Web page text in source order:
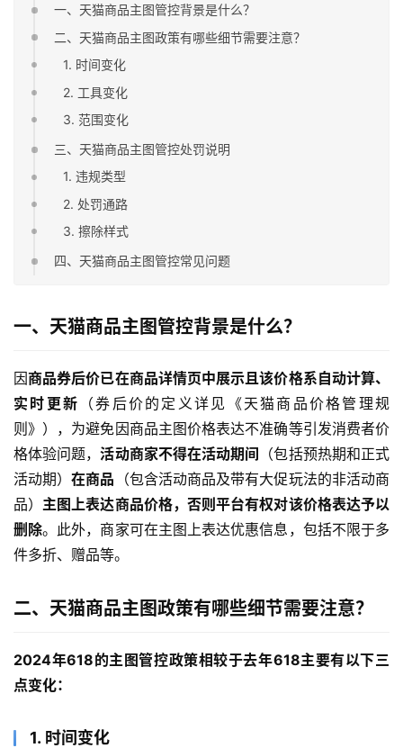
一、天猫商品主图管控背景是什么？
二、天猫商品主图政策有哪些细节需要注意？
1. 时间变化
2. 工具变化
3. 范围变化
三、天猫商品主图管控处罚说明
1. 违规类型
2. 处罚通路
3. 擦除样式
四、天猫商品主图管控常见问题
一、天猫商品主图管控背景是什么？
因商品券后价已在商品详情页中展示且该价格系自动计算、
实时更新
（券后价的定义详见《天猫商品价格管理规
则》），为避免因商品主图价格表达不准确等引发消费者价
格体验问题，活动商家不得在活动期间 （包括预热期和正式
活动期）在商品 （包含活动商品及带有大促玩法的非活动商
品） 主图上表达商品价格，否则平台有权对该价格表达予以
删除。此外，商家可在主图上表达优惠信息，包括不限于多
件多折、赠品等。
二、天猫商品主图政策有哪些细节需要注意？
2024年618的主图管控政策相较于去年618主要有以下三
点变化：
1. 时间变化